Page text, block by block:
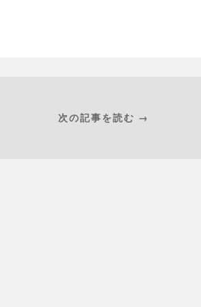
次の記事を読む →